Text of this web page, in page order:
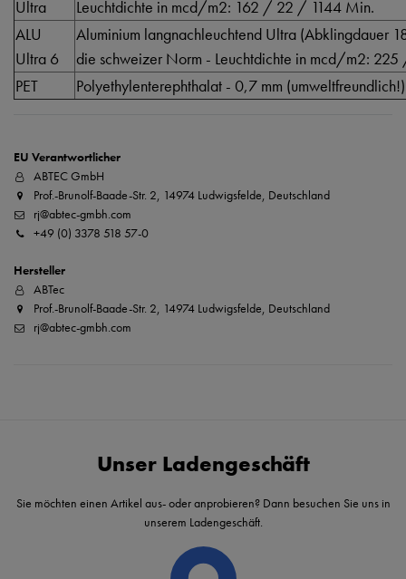
Ultra
Leuchtdichte in mcd/m2: 162 / 22 / 1144 Min.
ALU
Ultra 6
Aluminium langnachleuchtend Ultra (Abklingdauer
die schweizer Norm - Leuchtdichte in mcd/m2:
PET
Polyethylenterephthalat - 0,7 mm (umweltfreundlich!)
EU Verantwortlicher
ABTEC GmbH
Prof.-Brunolf-Baade-Str. 2, 14974 Ludwigsfelde, Deutschland
rj@abtec-gmbh.com
+49 (0) 3378 518 57-0
Hersteller
ABTec
Prof.-Brunolf-Baade-Str. 2, 14974 Ludwigsfelde, Deutschland
rj@abtec-gmbh.com
Unser Ladengeschäft
Sie möchten einen Artikel aus- oder anprobieren? Dann besuchen Sie uns in
unserem Ladengeschäft.